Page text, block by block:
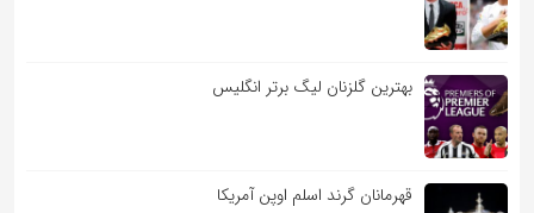
بهترین گلزنان لیگ برتر انگلیس
قهرمانان گرند اسلم اوپن آمریکا